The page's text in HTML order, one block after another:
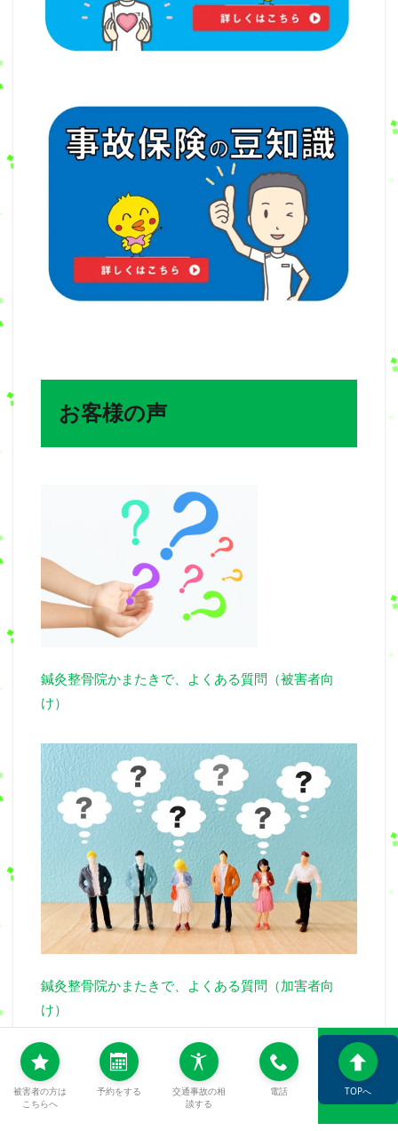
お客様の声
鍼灸整骨院かまたきで、よくある質問（被害者向
け）
鍼灸整骨院かまたきで、よくある質問（加害者向
け）
被害者の方は
こちらへ
予約をする
交通事故の相
談する
電話 TOPへ